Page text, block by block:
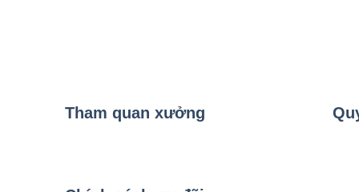
Tham quan xưởng